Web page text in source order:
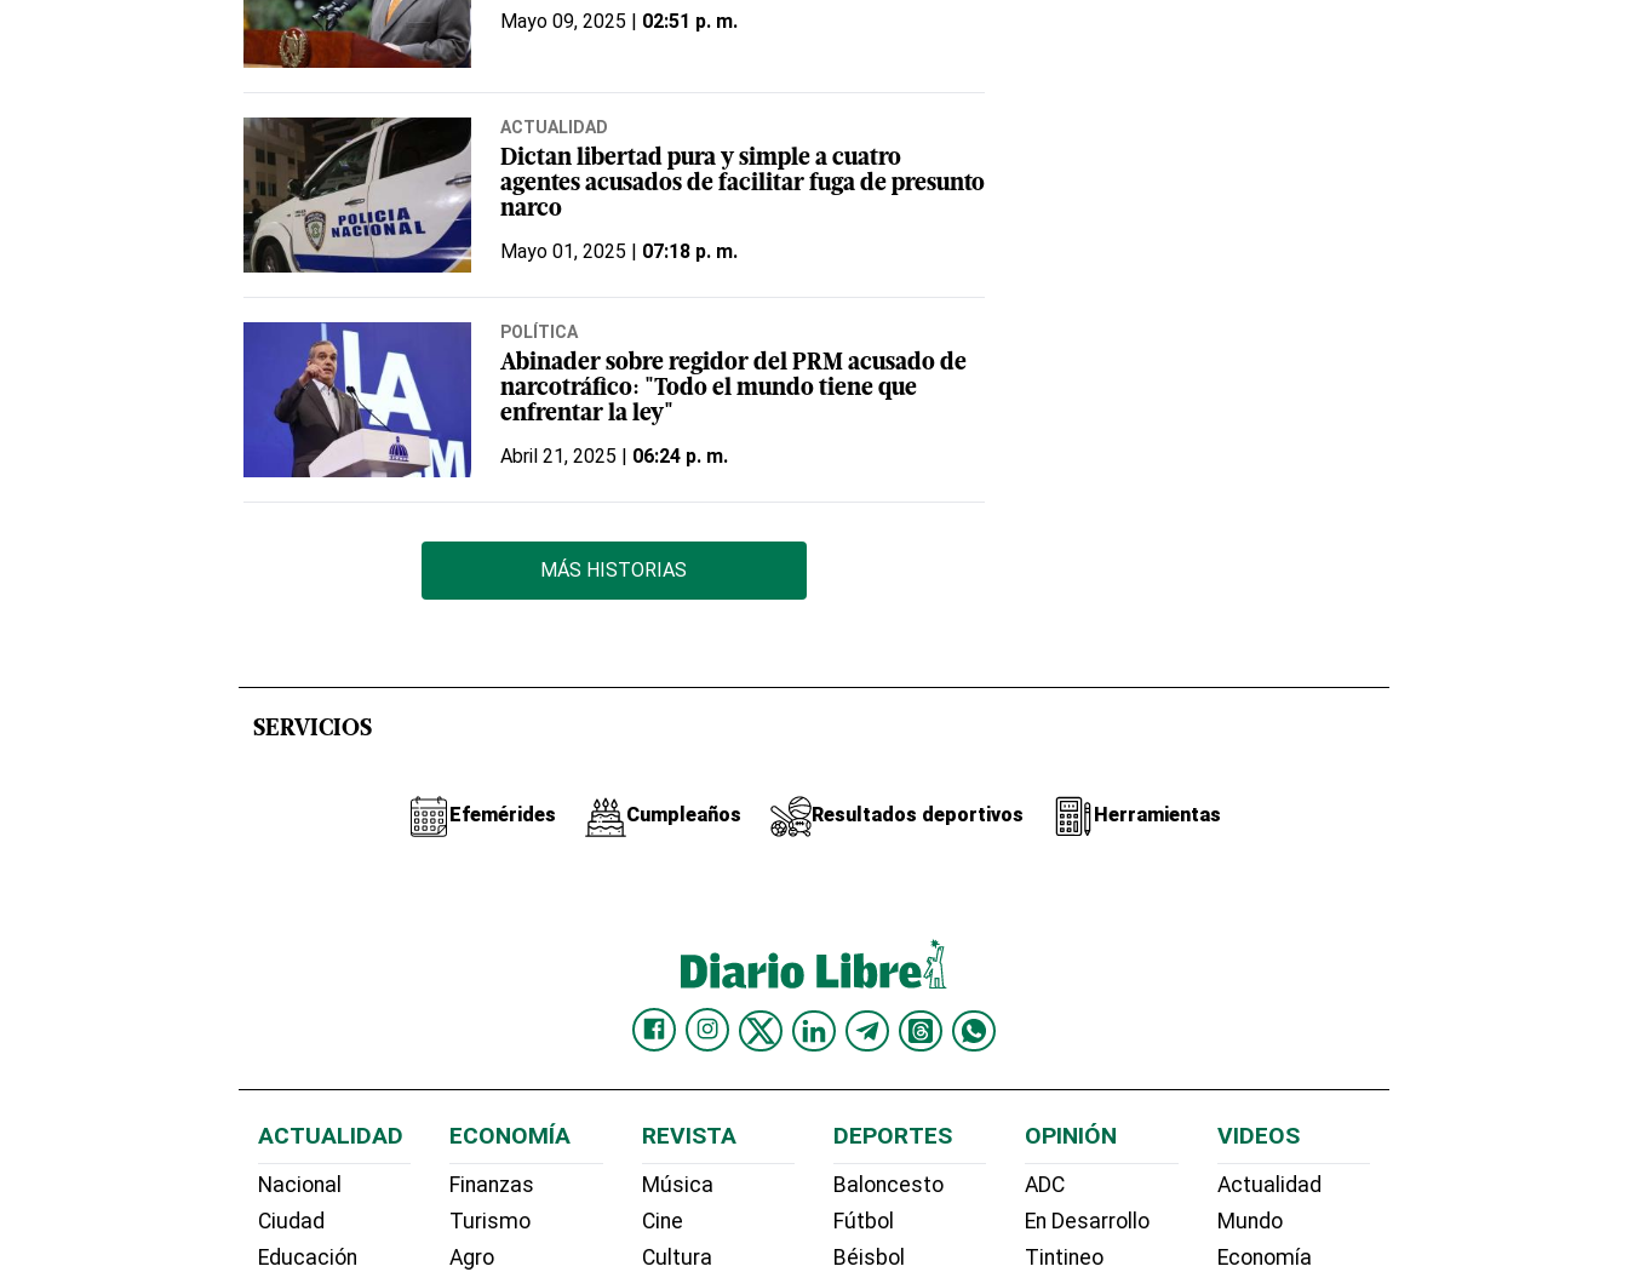
Mayo 09, 2025 | 02:51 p. m.
ACTUALIDAD
Dictan libertad pura y simple a cuatro
agentes acusados de facilitar fuga de presunto
narco
Mayo 01, 2025 | 07:18 p. m.
POLÍTICA
Abinader sobre regidor del PRM acusado de
narcotráfico: "Todo el mundo tiene que
enfrentar la ley"
Abril 21, 2025 | 06:24 p. m.
MÁS HISTORIAS
SERVICIOS
Efemérides Cumpleaños Resultados deportivos Herramientas
ACTUALIDAD
Nacional
Ciudad
Educación
ECONOMÍA
Finanzas
Turismo
Agro
REVISTA
Música
Cine
Cultura
DEPORTES
Baloncesto
Fútbol
Béisbol
OPINIÓN
ADC
En Desarrollo
Tintineo
VIDEOS
Actualidad
Mundo
Economía